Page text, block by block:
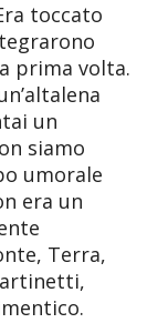
toccato
prima volta.
un
siamo
umorale
era un
Terra,